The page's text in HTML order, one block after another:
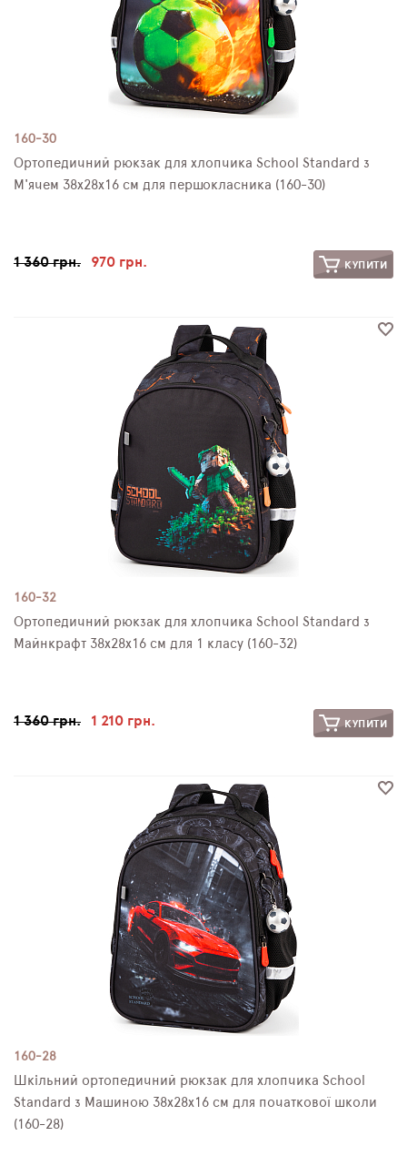
160-30
Ортопедичний рюкзак для хлопчика School Standard з
М'ячем 38х28х16 см для першокласника (160-30)
1 360 грн. 970 грн. КУПИТИ
160-32
Ортопедичний рюкзак для хлопчика School Standard з
Майнкрафт 38х28х16 см для 1 класу (160-32)
1 360 грн. 1 210 грн. КУПИТИ
160-28
Шкільний ортопедичний рюкзак для хлопчика School
Standard з Машиною 38х28х16 см для початкової школи
(160-28)